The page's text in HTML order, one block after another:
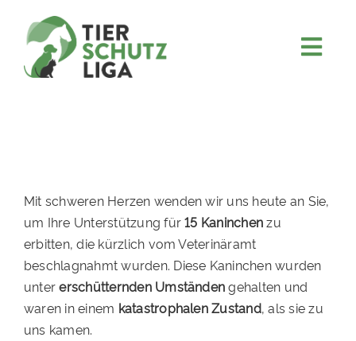
content
FÖRDERN & VERERBEN
KOOPERATIONEN
4KIDS
TIERHEIMTIERE
Mit schweren Herzen wenden wir uns heute an Sie,
um Ihre Unterstützung für15 Kaninchenzu
erbitten, die kürzlich vom Veterinäramt
beschlagnahmt wurden. Diese Kaninchen wurden
untererschütternden Umständengehalten und
waren in einem katastrophalen Zustand, als sie zu
uns kamen.